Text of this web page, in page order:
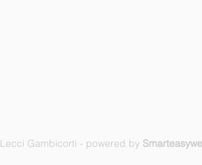
Gambicorti - powered by